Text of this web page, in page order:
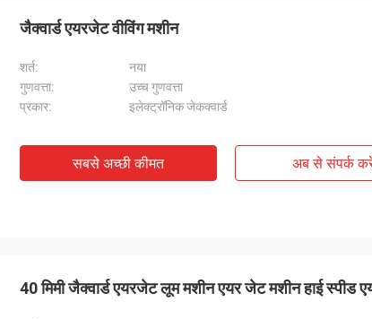
जैक्वार्ड एयरजेट वीविंग मशीन
शर्त:
नया
गुणवत्ता:
उच्च गुणवत्ता
प्रकार:
इलेक्ट्रॉनिक जेकक्वार्ड
सबसे अच्छी कीमत अब से संपर्क
40 मिमी जैक्वार्ड एयरजेट लूम मशीन एयर जेट मशीन हाई स्पीड